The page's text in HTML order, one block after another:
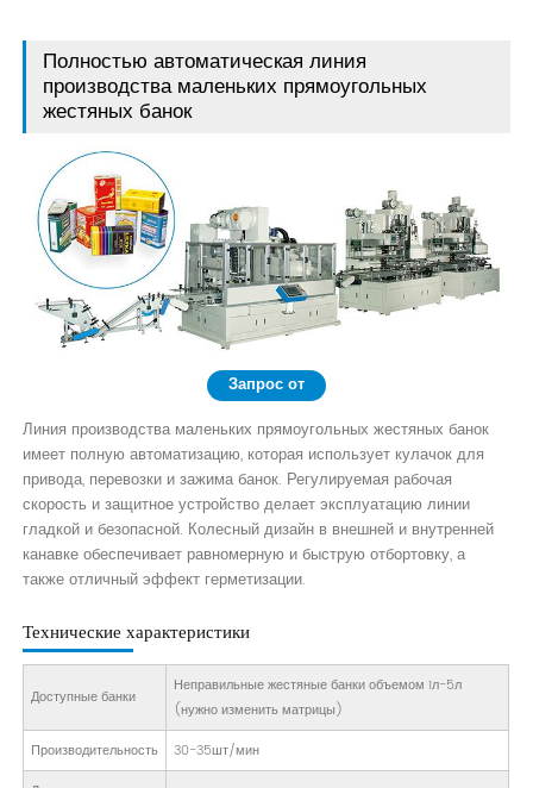
Полностью автоматическая линия
производства маленьких прямоугольных
жестяных банок
Запрос от
Линия производства маленьких прямоугольных жестяных банок
имеет полную автоматизацию, которая использует кулачок для
привода, перевозки и зажима банок. Регулируемая рабочая
скорость и защитное устройство делает эксплуатацию линии
гладкой и безопасной. Колесный дизайн в внешней и внутренней
канавке обеспечивает равномерную и быструю отбортовку, а
также отличный эффект герметизации.
Технические характеристики
Доступные банки
Неправильные жестяные банки объемом 1л-5л
(нужно изменить матрицы)
Производительность
30-35шт/мин